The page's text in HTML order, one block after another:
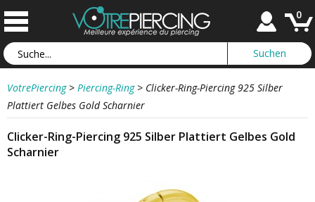
0
VotrePiercing > Piercing-Ring > Clicker-Ring-Piercing 925 Silber
Plattiert Gelbes Gold Scharnier
Clicker-Ring-Piercing 925 Silber Plattiert Gelbes Gold
Scharnier